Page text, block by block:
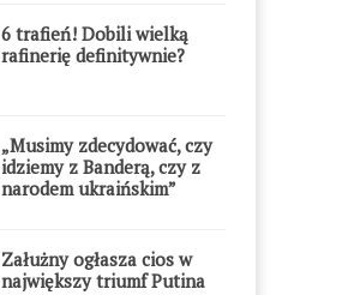
6 trafień! Dobili wielką
rafinerię definitywnie?
„Musimy zdecydować, czy
idziemy z Banderą, czy z
narodem ukraińskim”
Załużny ogłasza cios w
największy triumf Putina